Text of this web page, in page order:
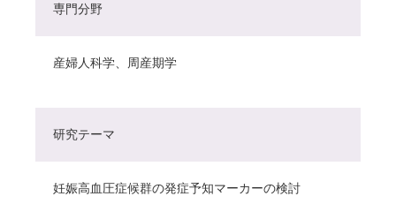
専門分野
産婦人科学、周産期学
研究テーマ
妊娠高血圧症候群の発症予知マーカーの検討